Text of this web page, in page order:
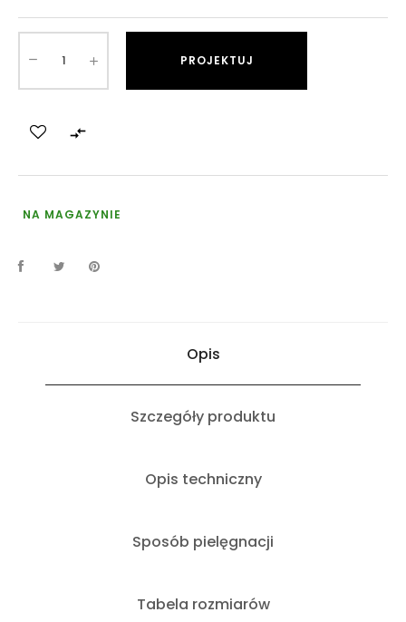
PROJEKTUJ

NA MAGAZYNIE
Opis
Szczegóły produktu
Opis techniczny
Sposób pielęgnacji
Tabela rozmiarów